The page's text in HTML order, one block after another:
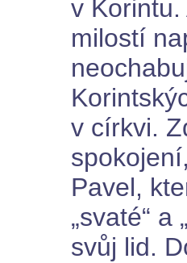
v
milostí
v církvi.
Pavel,
„svaté“
svůj lid.